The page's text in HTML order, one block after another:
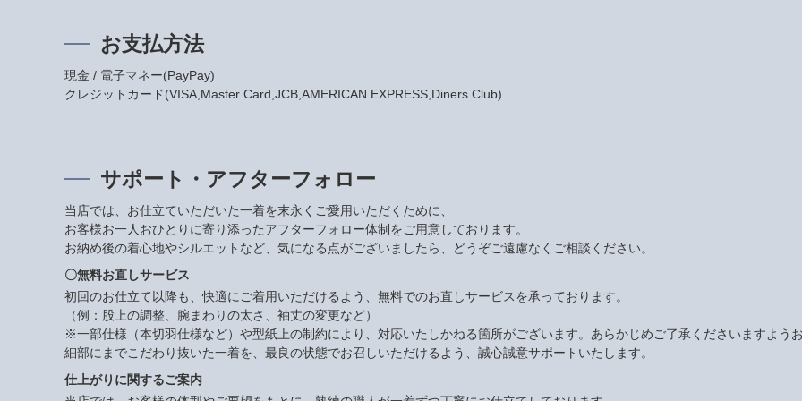
お支払方法
現金 / 電子マネー(PayPay)
クレジットカード(VISA,Master Card,JCB,AMERICAN EXPRESS,Diners Club)
サポート・アフターフォロー
当店では、お仕立ていただいた一着を末永くご愛用いただくために、
お客様お一人おひとりに寄り添ったアフターフォロー体制をご用意しております。
お納め後の着心地やシルエットなど、気になる点がございましたら、どうぞご遠慮なくご相談ください。
〇無料お直しサービス
初回のお仕立て以降も、快適にご着用いただけるよう、無料でのお直しサービスを承っております。
（例：股上の調整、腕まわりの太さ、袖丈の変更など）
※一部仕様（本切羽仕様など）や型紙上の制約により、対応いたしかねる箇所がございます。あらかじめご了承くださいますようお
細部にまでこだわり抜いた一着を、最良の状態でお召しいただけるよう、誠心誠意サポートいたします。
仕上がりに関するご案内